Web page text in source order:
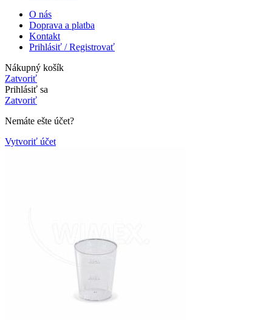
O nás
Doprava a platba
Kontakt
Prihlásiť / Registrovať
Nákupný košík
Zatvoriť
Prihlásiť sa
Zatvoriť
Nemáte ešte účet?
Vytvoriť účet